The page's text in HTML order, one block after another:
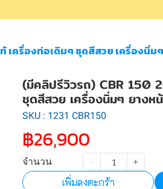
เครื่องท่อเดิมๆ ชุดสีสวย เครื่องนิ่ม
(มีคลิปรีวิวรถ) CBR 150
ชุดสีสวย เครื่องนิ่มๆ ยางห
SKU : 1231 CBR150
฿26,900
จำนวน
เพิ่มลงตะกร้า